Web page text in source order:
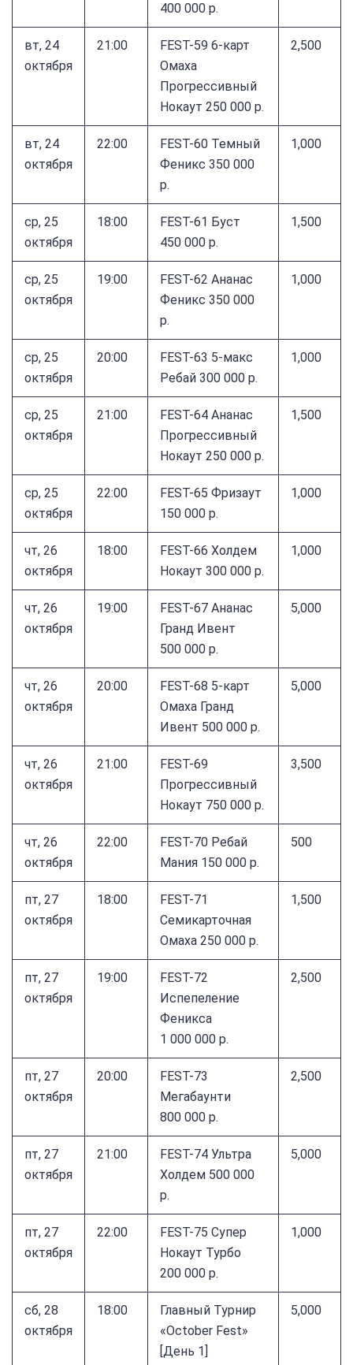
400 000 р.
вт, 24
октября
21:00
FEST-59 6-карт
Омаха
Прогрессивный
Нокаут 250 000 р.
2,500
вт, 24
октября
22:00
FEST-60 Темный
Феникс 350 000
р.
1,000
ср, 25
октября
18:00
FEST-61 Буст
450 000 р.
1,500
ср, 25
октября
19:00
FEST-62 Ананас
Феникс 350 000
р.
1,000
ср, 25
октября
20:00
FEST-63 5-макс
Ребай 300 000 р.
1,000
ср, 25
октября
21:00
FEST-64 Ананас
Прогрессивный
Нокаут 250 000 р.
1,500
ср, 25
октября
22:00
FEST-65 Фризаут
150 000 р.
1,000
чт, 26
октября
18:00
FEST-66 Холдем
Нокаут 300 000 р.
1,000
чт, 26
октября
19:00
FEST-67 Ананас
Гранд Ивент
500 000 р.
5,000
чт, 26
октября
20:00
FEST-68 5-карт
Омаха Гранд
Ивент 500 000 р.
5,000
чт, 26
октября
21:00
FEST-69
Прогрессивный
Нокаут 750 000 р.
3,500
чт, 26
октября
22:00
FEST-70 Ребай
Мания 150 000 р.
500
пт, 27
октября
18:00
FEST-71
Семикарточная
Омаха 250 000 р.
1,500
пт, 27
октября
19:00
FEST-72
Испепеление
Феникса
1 000 000 р.
2,500
пт, 27
октября
20:00
FEST-73
Мегабаунти
800 000 р.
2,500
пт, 27
октября
21:00
FEST-74 Ультра
Холдем 500 000
р.
5,000
пт, 27
октября
22:00
FEST-75 Супер
Нокаут Турбо
200 000 р.
1,000
сб, 28
октября
18:00
Главный Турнир
«October Fest»
[День 1]
5,000